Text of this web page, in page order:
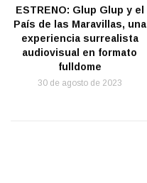
ESTRENO: Glup Glup y el
País de las Maravillas, una
experiencia surrealista
audiovisual en formato
fulldome
30 de agosto de 2023